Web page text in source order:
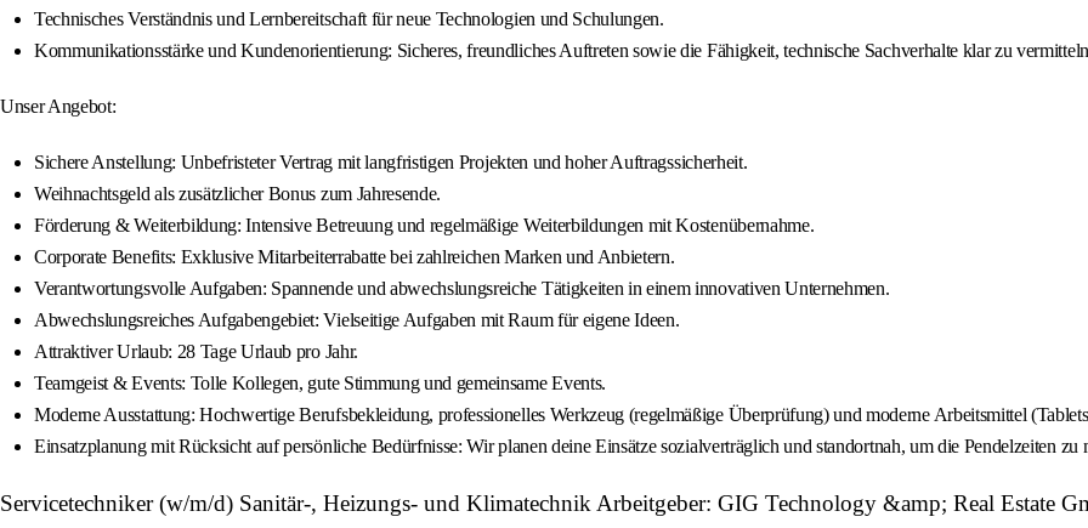
Technisches Verständnis und Lernbereitschaft für neue Technologien und Schulungen.
Kommunikationsstärke und Kundenorientierung: Sicheres, freundliches Auftreten sowie die Fähigkeit, technische Sachverhalte klar zu
Unser Angebot:
Sichere Anstellung: Unbefristeter Vertrag mit langfristigen Projekten und hoher Auftragssicherheit.
Weihnachtsgeld als zusätzlicher Bonus zum Jahresende.
Förderung & Weiterbildung: Intensive Betreuung und regelmäßige Weiterbildungen mit Kostenübernahme.
Corporate Benefits: Exklusive Mitarbeiterrabatte bei zahlreichen Marken und Anbietern.
Verantwortungsvolle Aufgaben: Spannende und abwechslungsreiche Tätigkeiten in einem innovativen Unternehmen.
Abwechslungsreiches Aufgabengebiet: Vielseitige Aufgaben mit Raum für eigene Ideen.
Attraktiver Urlaub: 28 Tage Urlaub pro Jahr.
Teamgeist & Events: Tolle Kollegen, gute Stimmung und gemeinsame Events.
Moderne Ausstattung: Hochwertige Berufsbekleidung, professionelles Werkzeug (regelmäßige Überprüfung) und moderne Arbeitsmittel
Einsatzplanung mit Rücksicht auf persönliche Bedürfnisse: Wir planen deine Einsätze sozialverträglich und standortnah, um die Pendelzeiten zu
Servicetechniker (w/m/d) Sanitär-, Heizungs- und Klimatechnik Arbeitgeber: GIG Technology &amp; Real Estate